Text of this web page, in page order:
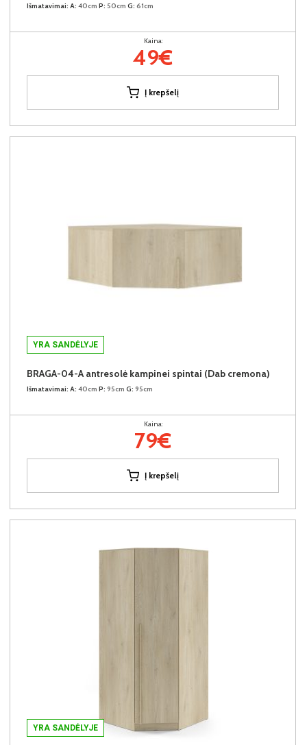
Išmatavimai: A: 40cm P: 50cm G: 61cm
Kaina:
49€
Į krepšelį
YRA SANDĖLYJE
BRAGA-04-A antresolė kampinei spintai (Dab cremona)
Išmatavimai: A: 40cm P: 95cm G: 95cm
Kaina:
79€
Į krepšelį
YRA SANDĖLYJE